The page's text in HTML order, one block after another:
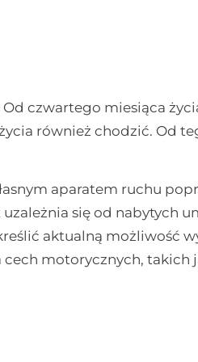
czwartego miesiąca
również chodzić. Od
aparatem ruchu
się od nabytych
aktualną możliwość
motorycznych, takich